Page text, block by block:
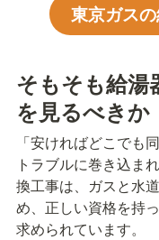
東京ガス
そもそも給湯
を見るべきか
「安ければどこでも
トラブルに巻き込ま
換工事は、ガスと水
め、正しい資格を持
求められています。